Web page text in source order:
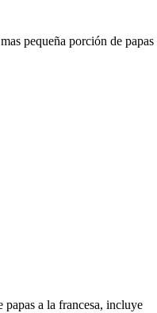
pequeña porción de papas
papas a la francesa, incluye